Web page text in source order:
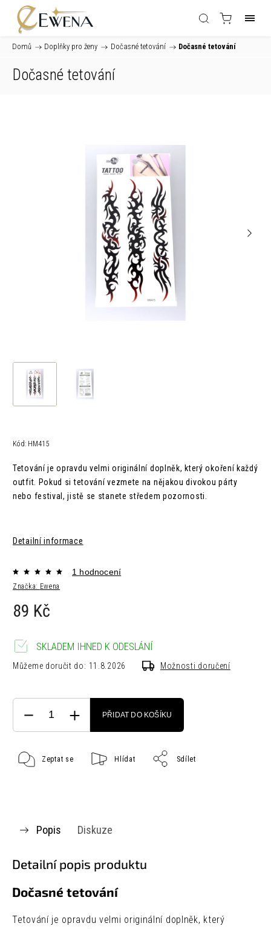
Domů / Doplňky pro ženy / Dočasné tetování / Dočasné tetování
Dočasné tetování
Kód: HM415
Tetování je opravdu velmi originální doplněk, který okoření každý
outfit. Pokud si tetování vezmete na nějakou divokou párty
nebo festival, jistě se stanete středem pozornosti.
Detailní informace
Značka: Ewena
1 hodnocení
89 Kč
SKLADEM IHNED K ODESLÁNÍ
Můžeme doručit do: 11.8.2026 Možnosti doručení
PŘIDAT DO KOŠÍKU
Zeptat se Hlídat Sdílet
Popis Diskuze
Detailní popis produktu
Dočasné tetování
Tetování je opravdu velmi originální doplněk, který